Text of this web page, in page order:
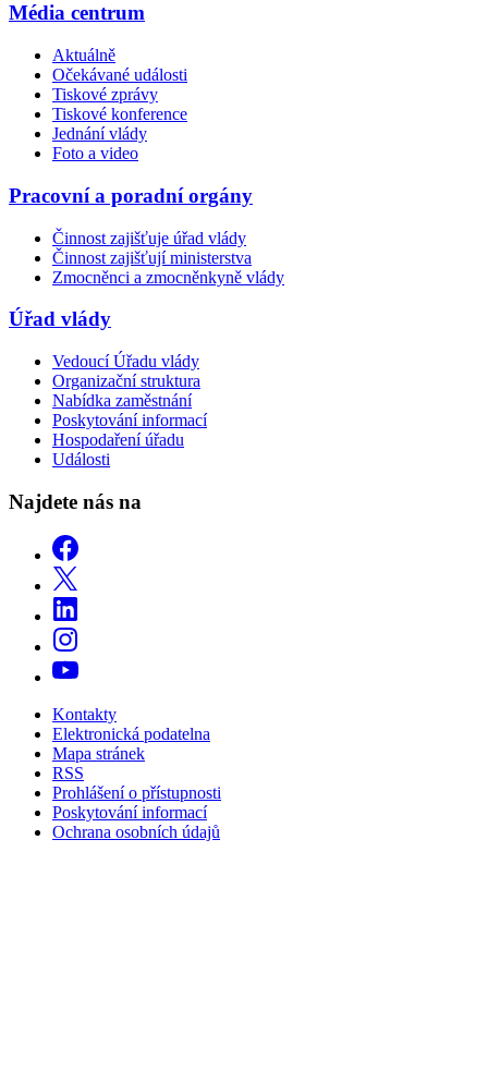
Média centrum
Aktuálně
Očekávané události
Tiskové zprávy
Tiskové konference
Jednání vlády
Foto a video
Pracovní a poradní orgány
Činnost zajišťuje úřad vlády
Činnost zajišťují ministerstva
Zmocněnci a zmocněnkyně vlády
Úřad vlády
Vedoucí Úřadu vlády
Organizační struktura
Nabídka zaměstnání
Poskytování informací
Hospodaření úřadu
Události
Najdete nás na
Kontakty
Elektronická podatelna
Mapa stránek
RSS
Prohlášení o přístupnosti
Poskytování informací
Ochrana osobních údajů